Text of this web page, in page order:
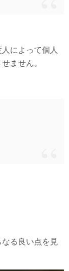
によって個人
ません。
る良い点を見